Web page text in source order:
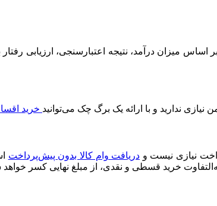
خرید
نیازی نیست و دریافت وام کالا بدون پیش‌پرداخت
خرید قسطی و نقدی، از مبلغ نهایی کسر